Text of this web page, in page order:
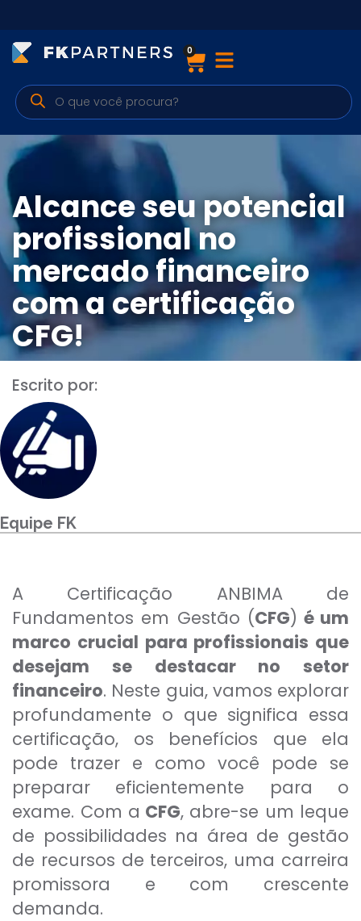
Cursos
Preparatórios Nacionais
Internacionais
Finanças & Edu. Continuada
Por atuação
Navegação
Sobre nós
Para empresas
0
Alcance seu potencial
profissional no
mercado financeiro
com a certificação
CFG!
Escrito por:
Equipe FK
A Certificação ANBIMA de
Fundamentos em Gestão (CFG) é um
marco crucial para profissionais que
desejam se destacar no setor
financeiro. Neste guia, vamos explorar
profundamente o que significa essa
certificação, os benefícios que ela
pode trazer e como você pode se
preparar eficientemente para o
exame. Com a CFG, abre-se um leque
de possibilidades na área de gestão
de recursos de terceiros, uma carreira
promissora e com crescente
demanda.